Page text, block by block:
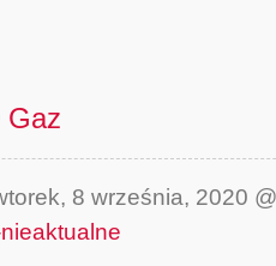
Gaz
8 września, 2020